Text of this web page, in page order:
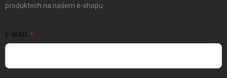
produktech na našem e-shopu.
E-MAIL